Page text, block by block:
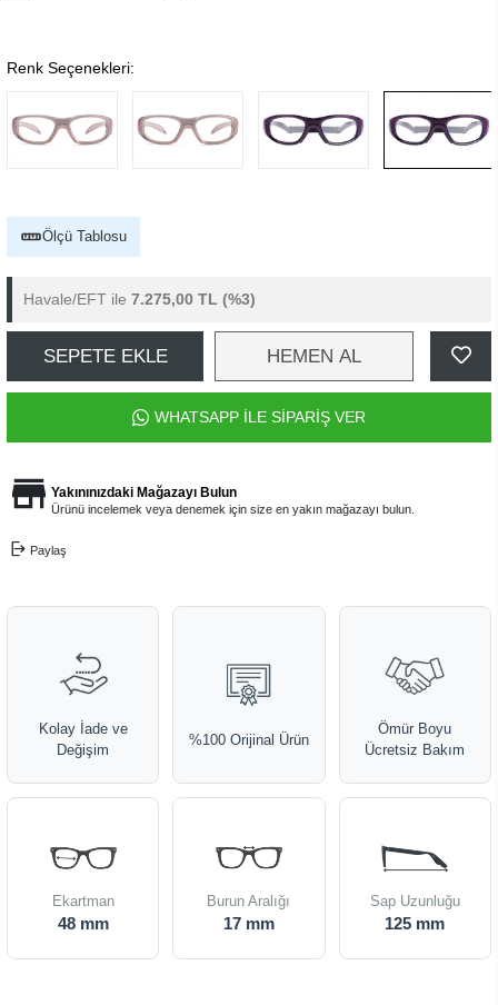
Renk Seçenekleri:
Ölçü Tablosu
Havale/EFT ile 7.275,00 TL (%3)
SEPETE EKLE HEMEN AL
WHATSAPP İLE SİPARİŞ VER
Yakınınızdaki Mağazayı Bulun
Ürünü incelemek veya denemek için size en yakın mağazayı bulun.
Paylaş
Kolay İade ve
Değişim
%100 Orijinal Ürün
Ömür Boyu
Ücretsiz Bakım
Ekartman
48 mm
Burun Aralığı
17 mm
Sap Uzunluğu
125 mm